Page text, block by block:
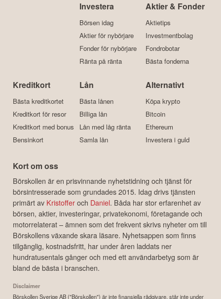
Investera
Börsen idag
Aktier för nybörjare
Fonder för nybörjare
Ränta på ränta
Aktier & Fonder
Aktietips
Investmentbolag
Fondrobotar
Bästa fonderna
Kreditkort
Bästa kreditkortet
Kreditkort för resor
Kreditkort med bonus
Bensinkort
Lån
Bästa lånen
Billiga lån
Lån med låg ränta
Samla lån
Alternativt
Köpa krypto
Bitcoin
Ethereum
Investera i guld
Kort om oss
Börskollen är en prisvinnande nyhetstidning och tjänst för
börsintresserade som grundades 2015. Idag drivs tjänsten
primärt av Kristofferoch Daniel. Båda har stor erfarenhet av
börsen, aktier, investeringar, privatekonomi, företagande och
motorrelaterat – ämnen som det frekvent skrivs nyheter om till
Börskollens växande skara läsare. Nyhetsappen som finns
tillgänglig, kostnadsfritt, har under åren laddats ner
hundratusentals gånger och med ett användarbetyg som är
bland de bästa i branschen.
Disclaimer
Börskollen Sverige AB ("Börskollen") är inte finansiella rådgivare, står inte under